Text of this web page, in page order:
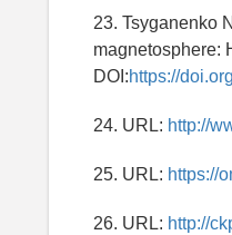
23. Tsyganenko
magnetosphere:
DOI:https://
24. URL: http://
25. URL: https://
26. URL: http://